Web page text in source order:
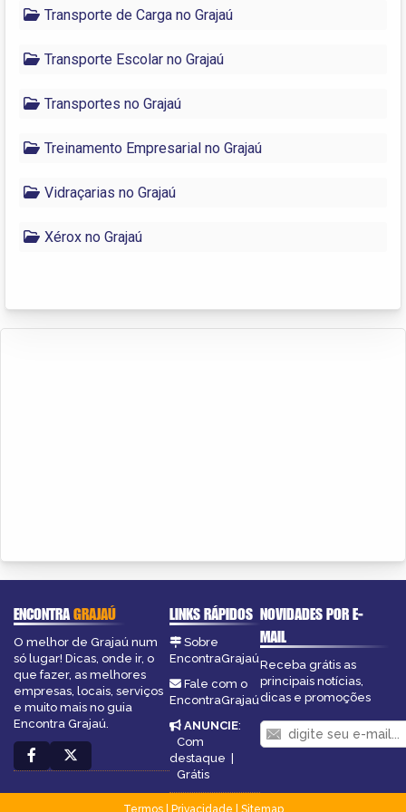
Transporte de Carga no Grajaú
Transporte Escolar no Grajaú
Transportes no Grajaú
Treinamento Empresarial no Grajaú
Vidraçarias no Grajaú
Xérox no Grajaú
ENCONTRAGRAJAÚ
O melhor de Grajaú num
só lugar! Dicas, onde ir, o
que fazer, as melhores
empresas, locais, serviços
e muito mais no guia
Encontra Grajaú.
LINKS RÁPIDOS
Sobre
EncontraGrajaú
Fale com o
EncontraGrajaú
ANUNCIE:
Com
destaque |
Grátis
NOVIDADES POR E-
MAIL
Receba grátis as
principais notícias,
dicas e promoções
Termos| Privacidade
Sitemap